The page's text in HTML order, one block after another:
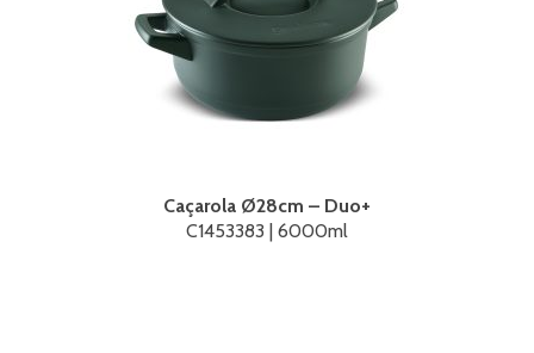
Caçarola Ø28cm – Duo+
C1453383 | 6000ml